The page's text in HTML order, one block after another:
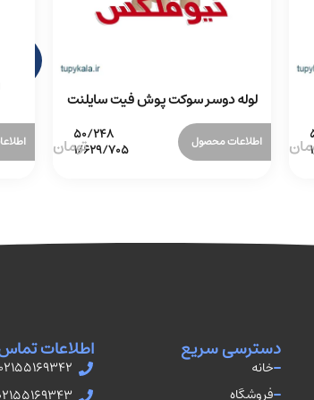
لوله دوسر سوکت پوش فیت سایلنت
اطلاعات محصول
دسترسی سریع
خانه
فروشگاه
اطلاعات
02155169342